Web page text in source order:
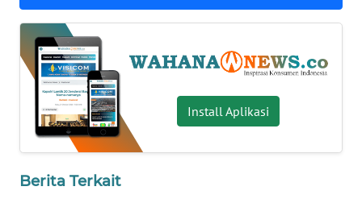
Install Aplikasi
Berita Terkait
WN
NUSANTARA
WN
JOGJA
WN
JATIM